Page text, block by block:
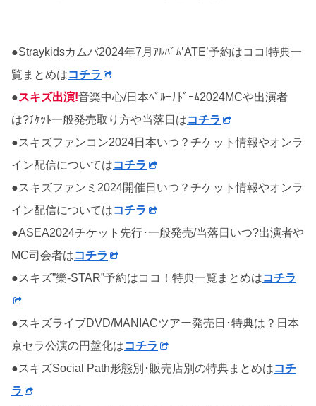
●Straykidsカムバ2024年7月ｱﾙﾊﾞﾑ’ATE’予約はココ!特典一
覧まとめはコチラ
●スキズ出演!音楽中心/日本ﾍﾞﾙｰﾅﾄﾞｰﾑ2024MCや出演者
は?ﾁｹｯﾄ一般発売取り方や当落日はコチラ
●スキズファンコン2024日本いつ？チケット情報やオンラ
イン配信についてはコチラ
●スキズファンミ2024開催日いつ？チケット情報やオンラ
イン配信についてはコチラ
●ASEA2024チケット先行･一般発売/当落日いつ?出演者や
MC司会者はコチラ
●スキズ”樂-STAR”予約はココ！特典一覧まとめはコチラ
●スキズライブDVD/MANIACツアー発売日･特典は？日本
京セラ公演の円盤化はコチラ
●スキズSocial Path形態別･販売店別の特典まとめはコチ
ラ